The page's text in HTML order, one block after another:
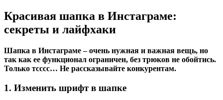
Красивая шапка в Инстаграме:
секреты и лайфхаки
Шапка в Инстаграме – очень нужная и важная вещь, но
так как ее функционал ограничен, без трюков не обойтись.
Только тсссс… Не рассказывайте конкурентам.
1. Изменить шрифт в шапке